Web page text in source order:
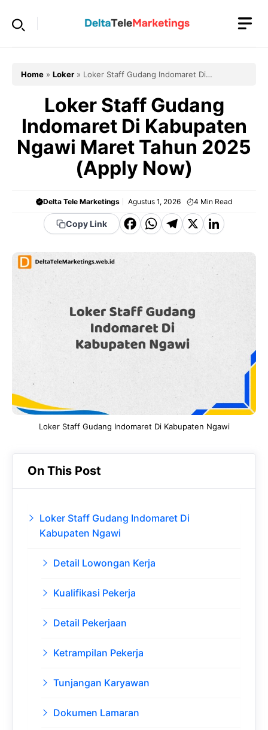
Home » Loker » Loker Staff Gudang Indomaret Di
Loker Staff Gudang
Indomaret Di Kabupaten
Ngawi Maret Tahun 2025
(Apply Now)
Delta Tele Marketings Agustus 1, 2026 4 Min Read
Copy Link
F
e
b
o
o
W
a
t
s
A
p
T
g
r
a
m
X Li
k
e
Loker Staff Gudang Indomaret Di Kabupaten Ngawi
On This Post
Loker Staff Gudang Indomaret Di
Kabupaten Ngawi
Detail Lowongan Kerja
Kualifikasi Pekerja
Detail Pekerjaan
Ketrampilan Pekerja
Tunjangan Karyawan
Dokumen Lamaran